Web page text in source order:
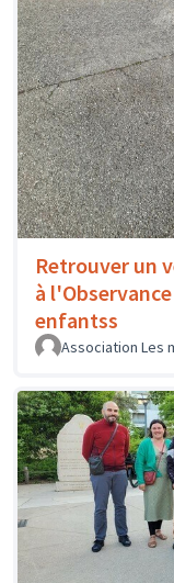
Retrouver un
à
enfantss
Association Les